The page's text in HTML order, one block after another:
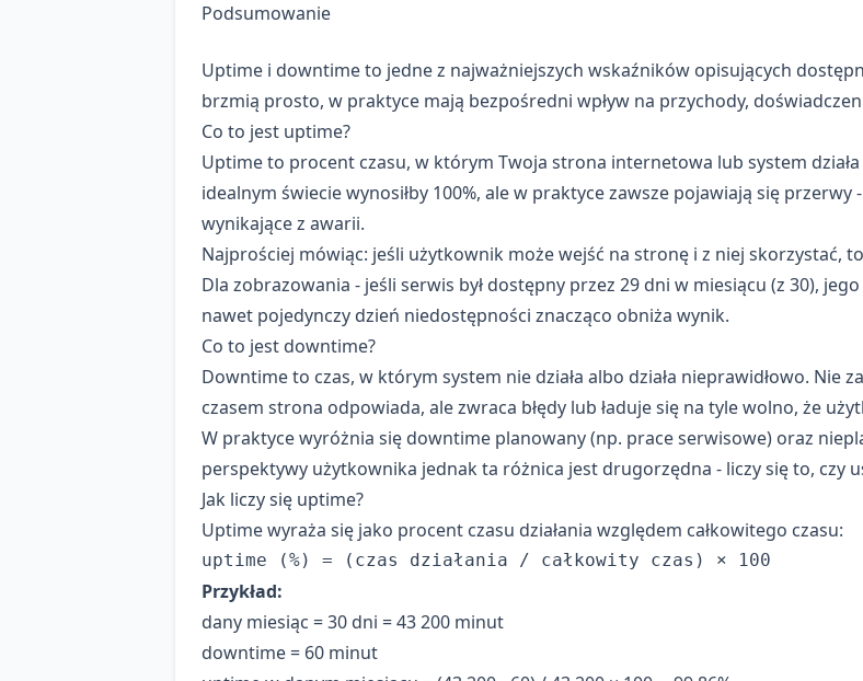
Podsumowanie
Uptime i downtime to jedne z najważniejszych wskaźników opisujących
brzmią prosto, w praktyce mają bezpośredni wpływ na przychody,
Co to jest uptime?
Uptime to procent czasu, w którym Twoja strona internetowa lub system
idealnym świecie wynosiłby 100%, ale w praktyce zawsze pojawiają się
wynikające z awarii.
Najprościej mówiąc: jeśli użytkownik może wejść na stronę i z niej skorzystać,
Dla zobrazowania - jeśli serwis był dostępny przez 29 dni w miesiącu (z 30),
nawet pojedynczy dzień niedostępności znacząco obniża wynik.
Co to jest downtime?
Downtime to czas, w którym system nie działa albo działa nieprawidłowo. Nie
czasem strona odpowiada, ale zwraca błędy lub ładuje się na tyle wolno, że
W praktyce wyróżnia się downtime planowany (np. prace serwisowe) oraz
perspektywy użytkownika jednak ta różnica jest drugorzędna - liczy się to, czy
Jak liczy się uptime?
Uptime wyraża się jako procent czasu działania względem całkowitego czasu:
Przykład:
dany miesiąc = 30 dni = 43 200 minut
downtime = 60 minut